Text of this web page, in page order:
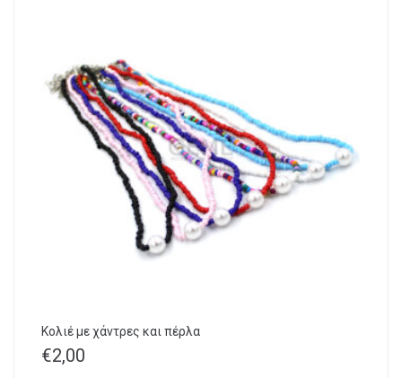
Κολιέ με χάντρες και πέρλα
€2,00